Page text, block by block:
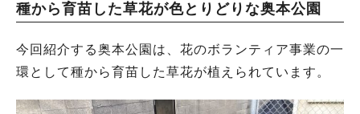
種から育苗した草花が色とりどりな奥本公園
今回紹介する奥本公園は、花のボランティア事業の一
環として種から育苗した草花が植えられています。